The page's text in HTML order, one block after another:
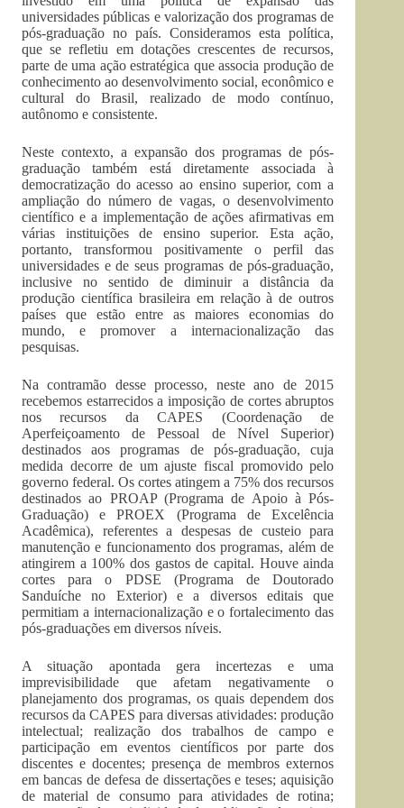
universidades públicas e valorização dos programas de
pós-graduação no país. Consideramos esta política,
que se refletiu em dotações crescentes de recursos,
parte de uma ação estratégica que associa produção de
conhecimento ao desenvolvimento social, econômico e
cultural do Brasil, realizado de modo contínuo,
autônomo e consistente.
Neste contexto, a expansão dos programas de pós-
graduação também está diretamente associada à
democratização do acesso ao ensino superior, com a
ampliação do número de vagas, o desenvolvimento
científico e a implementação de ações afirmativas em
várias instituições de ensino superior. Esta ação,
portanto, transformou positivamente o perfil das
universidades e de seus programas de pós-graduação,
inclusive no sentido de diminuir a distância da
produção científica brasileira em relação à de outros
países que estão entre as maiores economias do
mundo, e promover a internacionalização das
pesquisas.
Na contramão desse processo, neste ano de 2015
recebemos estarrecidos a imposição de cortes abruptos
nos recursos da CAPES (Coordenação de
Aperfeiçoamento de Pessoal de Nível Superior)
destinados aos programas de pós-graduação, cuja
medida decorre de um ajuste fiscal promovido pelo
governo federal. Os cortes atingem a 75% dos recursos
destinados ao PROAP (Programa de Apoio à Pós-
Graduação) e PROEX (Programa de Excelência
Acadêmica), referentes a despesas de custeio para
manutenção e funcionamento dos programas, além de
atingirem a 100% dos gastos de capital. Houve ainda
cortes para o PDSE (Programa de Doutorado
Sanduíche no Exterior) e a diversos editais que
permitiam a internacionalização e o fortalecimento das
pós-graduações em diversos níveis.
A situação apontada gera incertezas e uma
imprevisibilidade que afetam negativamente o
planejamento dos programas, os quais dependem dos
recursos da CAPES para diversas atividades: produção
intelectual; realização dos trabalhos de campo e
participação em eventos científicos por parte dos
discentes e docentes; presença de membros externos
em bancas de defesa de dissertações e teses; aquisição
de material de consumo para atividades de rotina;